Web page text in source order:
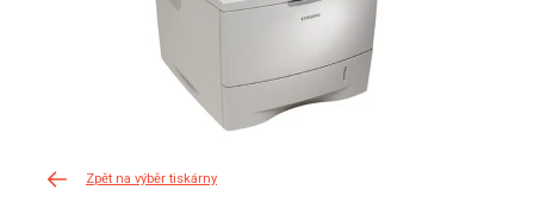
Zpět na výběr tiskárny